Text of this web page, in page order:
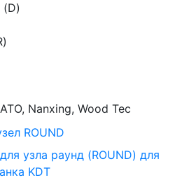
Nanxing, Wood Tec
узла раунд (ROUND) для
KDT